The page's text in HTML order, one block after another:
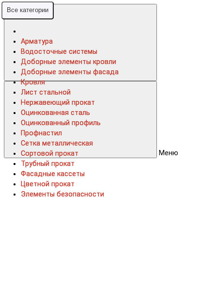
Меню
Все категории
Арматура
Водосточные системы
Доборные элементы кровли
Доборные элементы фасада
Кровля
Лист стальной
Нержавеющий прокат
Оцинкованная сталь
Оцинкованный профиль
Профнастил
Сетка металлическая
Сортовой прокат
Трубный прокат
Фасадные кассеты
Цветной прокат
Элементы безопасности
Все категории
Арматура
Водосточные системы
Доборные элементы кровли
Доборные элементы фасада
Кровля
Лист стальной
Нержавеющий прокат
Оцинкованная сталь
Оцинкованный профиль
Профнастил
Сетка металлическая
Сортовой прокат
Трубный прокат
Фасадные кассеты
Цветной прокат
Элементы безопасности